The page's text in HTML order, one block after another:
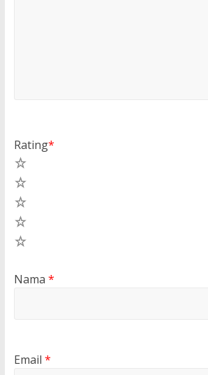
Rating*
Nama *
Email *